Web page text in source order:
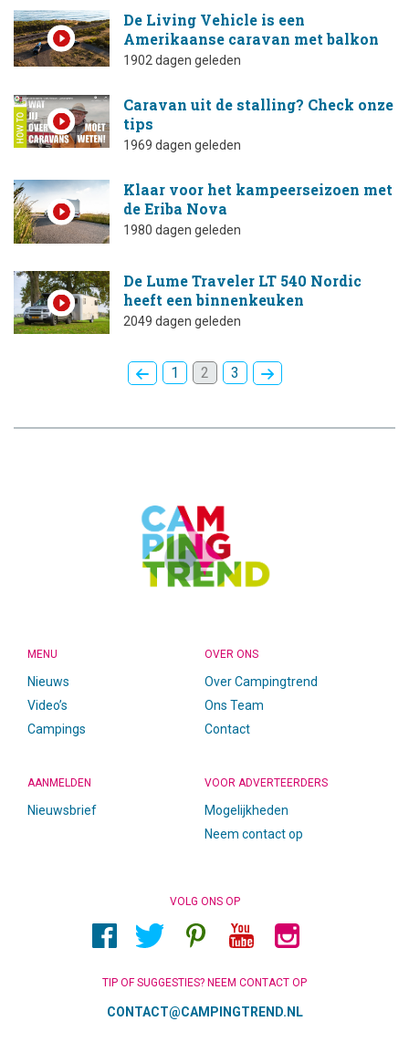
De Living Vehicle is een
Amerikaanse caravan met balkon
1902 dagen geleden
Caravan uit de stalling? Check onze
tips
1969 dagen geleden
Klaar voor het kampeerseizoen met
de Eriba Nova
1980 dagen geleden
De Lume Traveler LT 540 Nordic
heeft een binnenkeuken
2049 dagen geleden
1 2 3
MENU
Nieuws
Video’s
Campings
OVER ONS
Over Campingtrend
Ons Team
Contact
AANMELDEN
Nieuwsbrief
VOOR ADVERTEERDERS
Mogelijkheden
Neem contact op
VOLG ONS OP
TIP OF SUGGESTIES? NEEM CONTACT OP
CONTACT@CAMPINGTREND.NL